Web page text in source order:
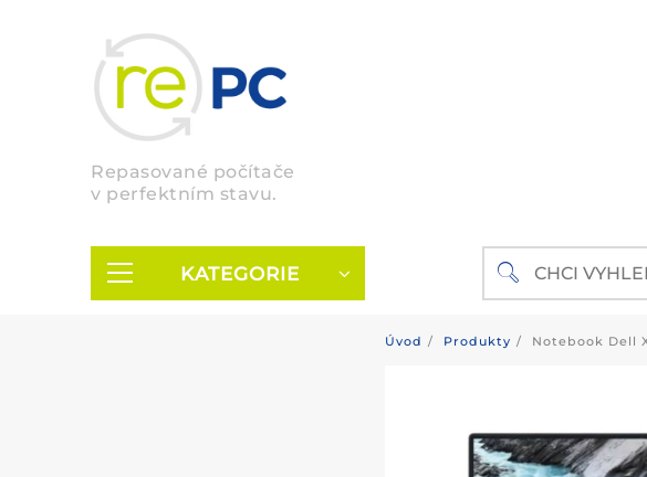
Repasované počítače
v perfektním stavu.
KATEGORIE
Úvod Produkty Notebook Dell